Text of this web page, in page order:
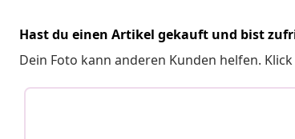
Hast du einen Artikel gekauft und bist
Dein Foto kann anderen Kunden helfen.